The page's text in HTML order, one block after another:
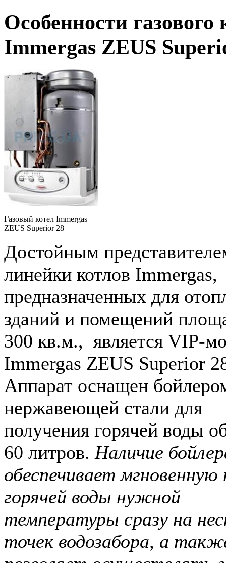
Особенности газового
Immergas ZEUS
Газовый котел Immergas
ZEUS Superior 28
Достойным
линейки котлов Immergas,
предназначенных для
зданий и помещений
300 кв.м., является VIP-
Immergas ZEUS Superior
Аппарат оснащен
нержавеющей стали для
получения горячей воды
60 литров. Наличие
обеспечивает мгновенную
горячей воды нужной
температуры сразу на
точек водозабора, а